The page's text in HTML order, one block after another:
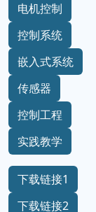
电机控制
控制系统
嵌入式系统
传感器
控制工程
实践教学
下载链接1
下载链接2